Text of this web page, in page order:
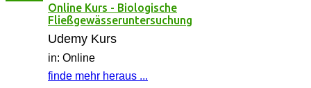
Online Kurs - Biologische
Fließgewässeruntersuchung
Udemy Kurs
in: Online
finde mehr heraus ...